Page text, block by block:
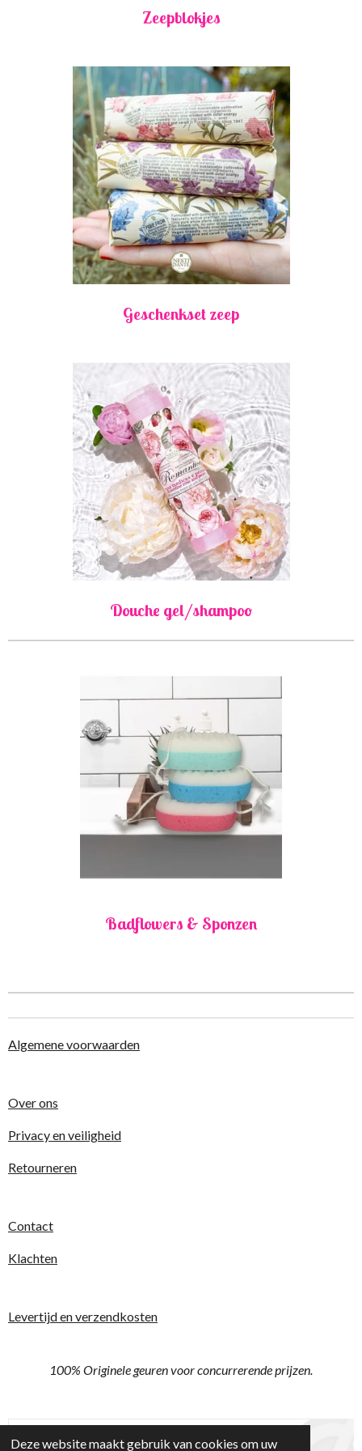
Deze website maakt gebruik van cookies om uw
Zeepblokjes
Geschenkset zeep
Douche gel/shampoo
Badflowers & Sponzen
Algemene voorwaarden
Over ons
Privacy en veiligheid
Retourneren
Contact
Klachten
Levertijd en verzendkosten
100% Originele geuren voor concurrerende prijzen.